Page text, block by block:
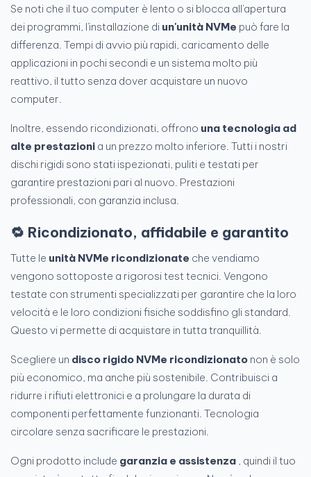
Se noti che il tuo computer è lento o si blocca all'apertura
dei programmi, l'installazione di un'unità NVMe può fare la
differenza. Tempi di avvio più rapidi, caricamento delle
applicazioni in pochi secondi e un sistema molto più
reattivo, il tutto senza dover acquistare un nuovo
computer.
Inoltre, essendo ricondizionati, offrono una tecnologia ad
alte prestazioni a un prezzo molto inferiore. Tutti i nostri
dischi rigidi sono stati ispezionati, puliti e testati per
garantire prestazioni pari al nuovo. Prestazioni
professionali, con garanzia inclusa.
🔁 Ricondizionato, affidabile e garantito
Tutte le unità NVMe ricondizionate che vendiamo
vengono sottoposte a rigorosi test tecnici. Vengono
testate con strumenti specializzati per garantire che la loro
velocità e le loro condizioni fisiche soddisfino gli standard.
Questo vi permette di acquistare in tutta tranquillità.
Scegliere un disco rigido NVMe ricondizionato non è solo
più economico, ma anche più sostenibile. Contribuisci a
ridurre i rifiuti elettronici e a prolungare la durata di
componenti perfettamente funzionanti. Tecnologia
circolare senza sacrificare le prestazioni.
Ogni prodotto include garanzia e assistenza , quindi il tuo